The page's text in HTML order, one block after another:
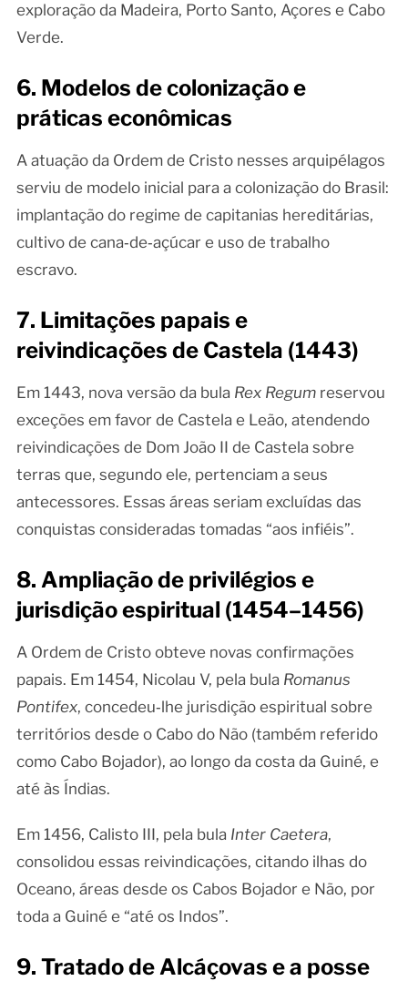
exploração da Madeira, Porto Santo, Açores e Cabo
Verde.
6. Modelos de colonização e
práticas econômicas
A atuação da Ordem de Cristo nesses arquipélagos
serviu de modelo inicial para a colonização do Brasil:
implantação do regime de capitanias hereditárias,
cultivo de cana‑de‑açúcar e uso de trabalho
escravo.
7. Limitações papais e
reivindicações de Castela (1443)
Em 1443, nova versão da bula Rex Regumreservou
exceções em favor de Castela e Leão, atendendo
reivindicações de Dom João II de Castela sobre
terras que, segundo ele, pertenciam a seus
antecessores. Essas áreas seriam excluídas das
conquistas consideradas tomadas “aos infiéis”.
8. Ampliação de privilégios e
jurisdição espiritual (1454–1456)
A Ordem de Cristo obteve novas confirmações
papais. Em 1454, Nicolau V, pela bula Romanus
Pontifex, concedeu‑lhe jurisdição espiritual sobre
territórios desde o Cabo do Não (também referido
como Cabo Bojador), ao longo da costa da Guiné, e
até às Índias.
Em 1456, Calisto III, pela bula Inter Caetera,
consolidou essas reivindicações, citando ilhas do
Oceano, áreas desde os Cabos Bojador e Não, por
toda a Guiné e “até os Indos”.
9. Tratado de Alcáçovas e a posse